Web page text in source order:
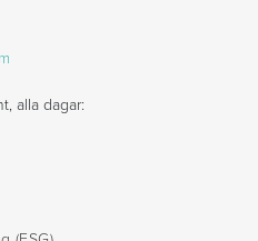
alla dagar: